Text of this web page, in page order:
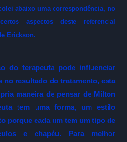
abaixo uma correspondência, no
aspectos deste referencial
Erickson.
do terapeuta pode influenciar
no resultado do tratamento, esta
maneira de pensar de Milton
tem uma forma, um estilo
porque cada um tem um tipo de
e chapéu. Para melhor